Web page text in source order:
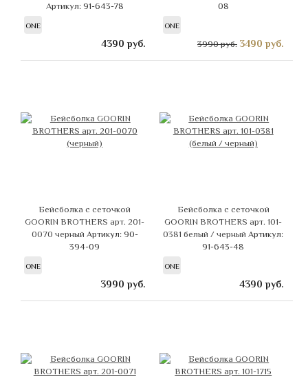
Артикул: 91-643-78
ONE
4390 руб.
08
ONE
3990 руб. 3490 руб.
Бейсболка с сеточкой
GOORIN BROTHERS арт. 201-
0070 черный Артикул: 90-
394-09
ONE
3990 руб.
Бейсболка с сеточкой
GOORIN BROTHERS арт. 101-
0381 белый / черныйАртикул:
91-643-48
ONE
4390 руб.